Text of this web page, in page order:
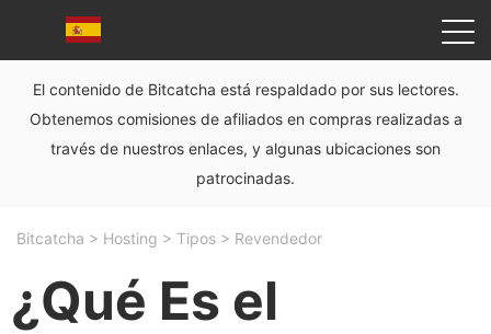
El contenido de Bitcatcha está respaldado por sus lectores.
Obtenemos comisiones de afiliados en compras realizadas a
través de nuestros enlaces, y algunas ubicaciones son
patrocinadas.
Bitcatcha > Hosting > Tipos > Revendedor
¿Qué Es el